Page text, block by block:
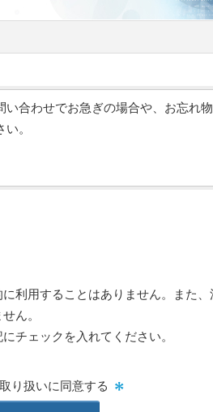
関東
い合わせでお急ぎの場合や、お忘れ
。
利用することはありません。また
ん。
チェックを入れてください。
り扱いに同意する